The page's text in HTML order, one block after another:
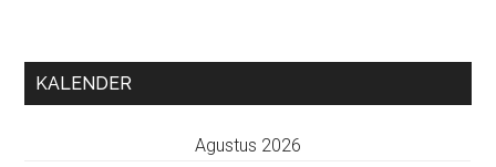
KALENDER
Agustus 2026